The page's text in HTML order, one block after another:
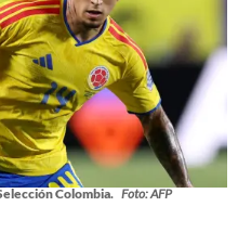
Colombia. Foto: AFP